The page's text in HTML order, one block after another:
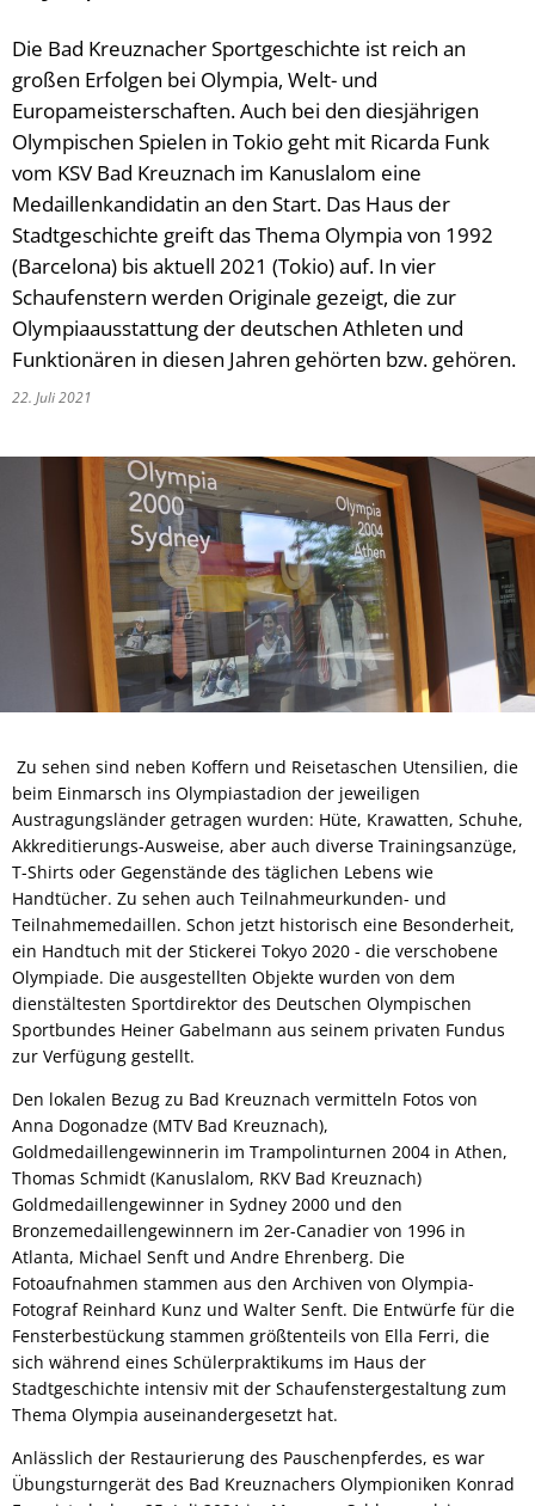
Die Bad Kreuznacher Sportgeschichte ist reich an
großen Erfolgen bei Olympia, Welt- und
Europameisterschaften. Auch bei den diesjährigen
Olympischen Spielen in Tokio geht mit Ricarda Funk
vom KSV Bad Kreuznach im Kanuslalom eine
Medaillenkandidatin an den Start. Das Haus der
Stadtgeschichte greift das Thema Olympia von 1992
(Barcelona) bis aktuell 2021 (Tokio) auf. In vier
Schaufenstern werden Originale gezeigt, die zur
Olympiaausstattung der deutschen Athleten und
Funktionären in diesen Jahren gehörten bzw. gehören.
22. Juli 2021
Zu sehen sind neben Koffern und Reisetaschen Utensilien, die
beim Einmarsch ins Olympiastadion der jeweiligen
Austragungsländer getragen wurden: Hüte, Krawatten, Schuhe,
Akkreditierungs-Ausweise, aber auch diverse Trainingsanzüge,
T-Shirts oder Gegenstände des täglichen Lebens wie
Handtücher. Zu sehen auch Teilnahmeurkunden- und
Teilnahmemedaillen. Schon jetzt historisch eine Besonderheit,
ein Handtuch mit der Stickerei Tokyo 2020 - die verschobene
Olympiade. Die ausgestellten Objekte wurden von dem
dienstältesten Sportdirektor des Deutschen Olympischen
Sportbundes Heiner Gabelmann aus seinem privaten Fundus
zur Verfügung gestellt.
Den lokalen Bezug zu Bad Kreuznach vermitteln Fotos von
Anna Dogonadze (MTV Bad Kreuznach),
Goldmedaillengewinnerin im Trampolinturnen 2004 in Athen,
Thomas Schmidt (Kanuslalom, RKV Bad Kreuznach)
Goldmedaillengewinner in Sydney 2000 und den
Bronzemedaillengewinnern im 2er-Canadier von 1996 in
Atlanta, Michael Senft und Andre Ehrenberg. Die
Fotoaufnahmen stammen aus den Archiven von Olympia-
Fotograf Reinhard Kunz und Walter Senft. Die Entwürfe für die
Fensterbestückung stammen größtenteils von Ella Ferri, die
sich während eines Schülerpraktikums im Haus der
Stadtgeschichte intensiv mit der Schaufenstergestaltung zum
Thema Olympia auseinandergesetzt hat.
Anlässlich der Restaurierung des Pauschenpferdes, es war
Übungsturngerät des Bad Kreuznachers Olympioniken Konrad